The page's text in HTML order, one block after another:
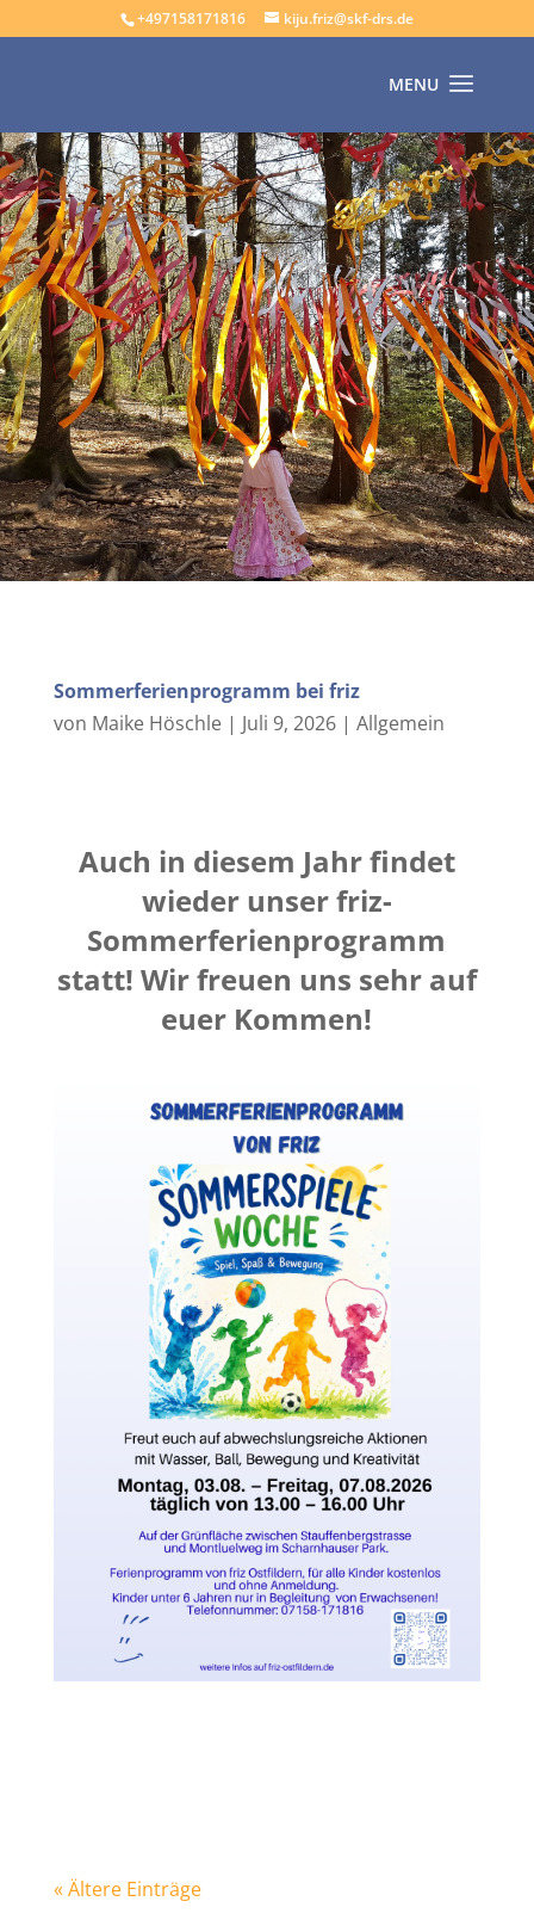
+497158171816 kiju.friz@skf-drs.de
Sommerferienprogramm bei friz
von Maike Höschle| Juli 9, 2026| Allgemein
Auch in diesem Jahr findet
wieder unser friz-
Sommerferienprogramm
statt! Wir freuen uns sehr auf
euer Kommen!
« Ältere Einträge